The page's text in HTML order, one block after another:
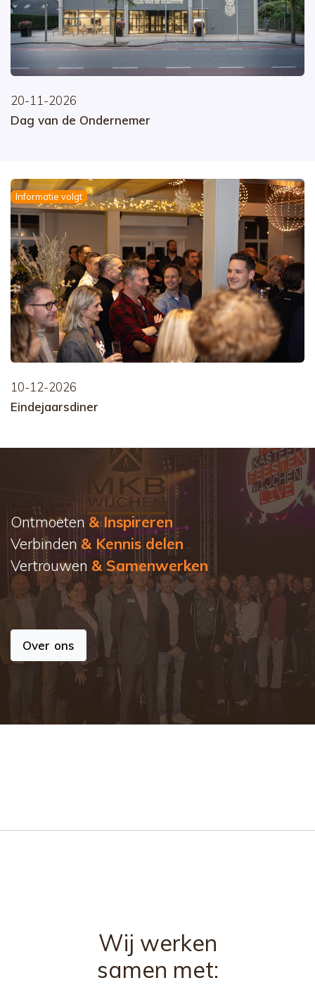
20-11-2026
Dag van de Ondernemer
Informatie volgt
10-12-2026
Eindejaarsdiner
Ontmoeten & Inspireren
Verbinden & Kennis delen
Vertrouwen & Samenwerken
Over ons
Wij werken
samen met: